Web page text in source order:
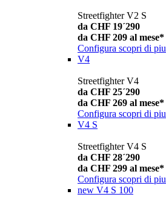
Streetfighter V2 S
da CHF 19´290
da CHF 209 al mese*
Configura scopri di piu
V4
Streetfighter V4
da CHF 25´290
da CHF 269 al mese*
Configura scopri di piu
V4 S
Streetfighter V4 S
da CHF 28´290
da CHF 299 al mese*
Configura scopri di piu
new V4 S 100